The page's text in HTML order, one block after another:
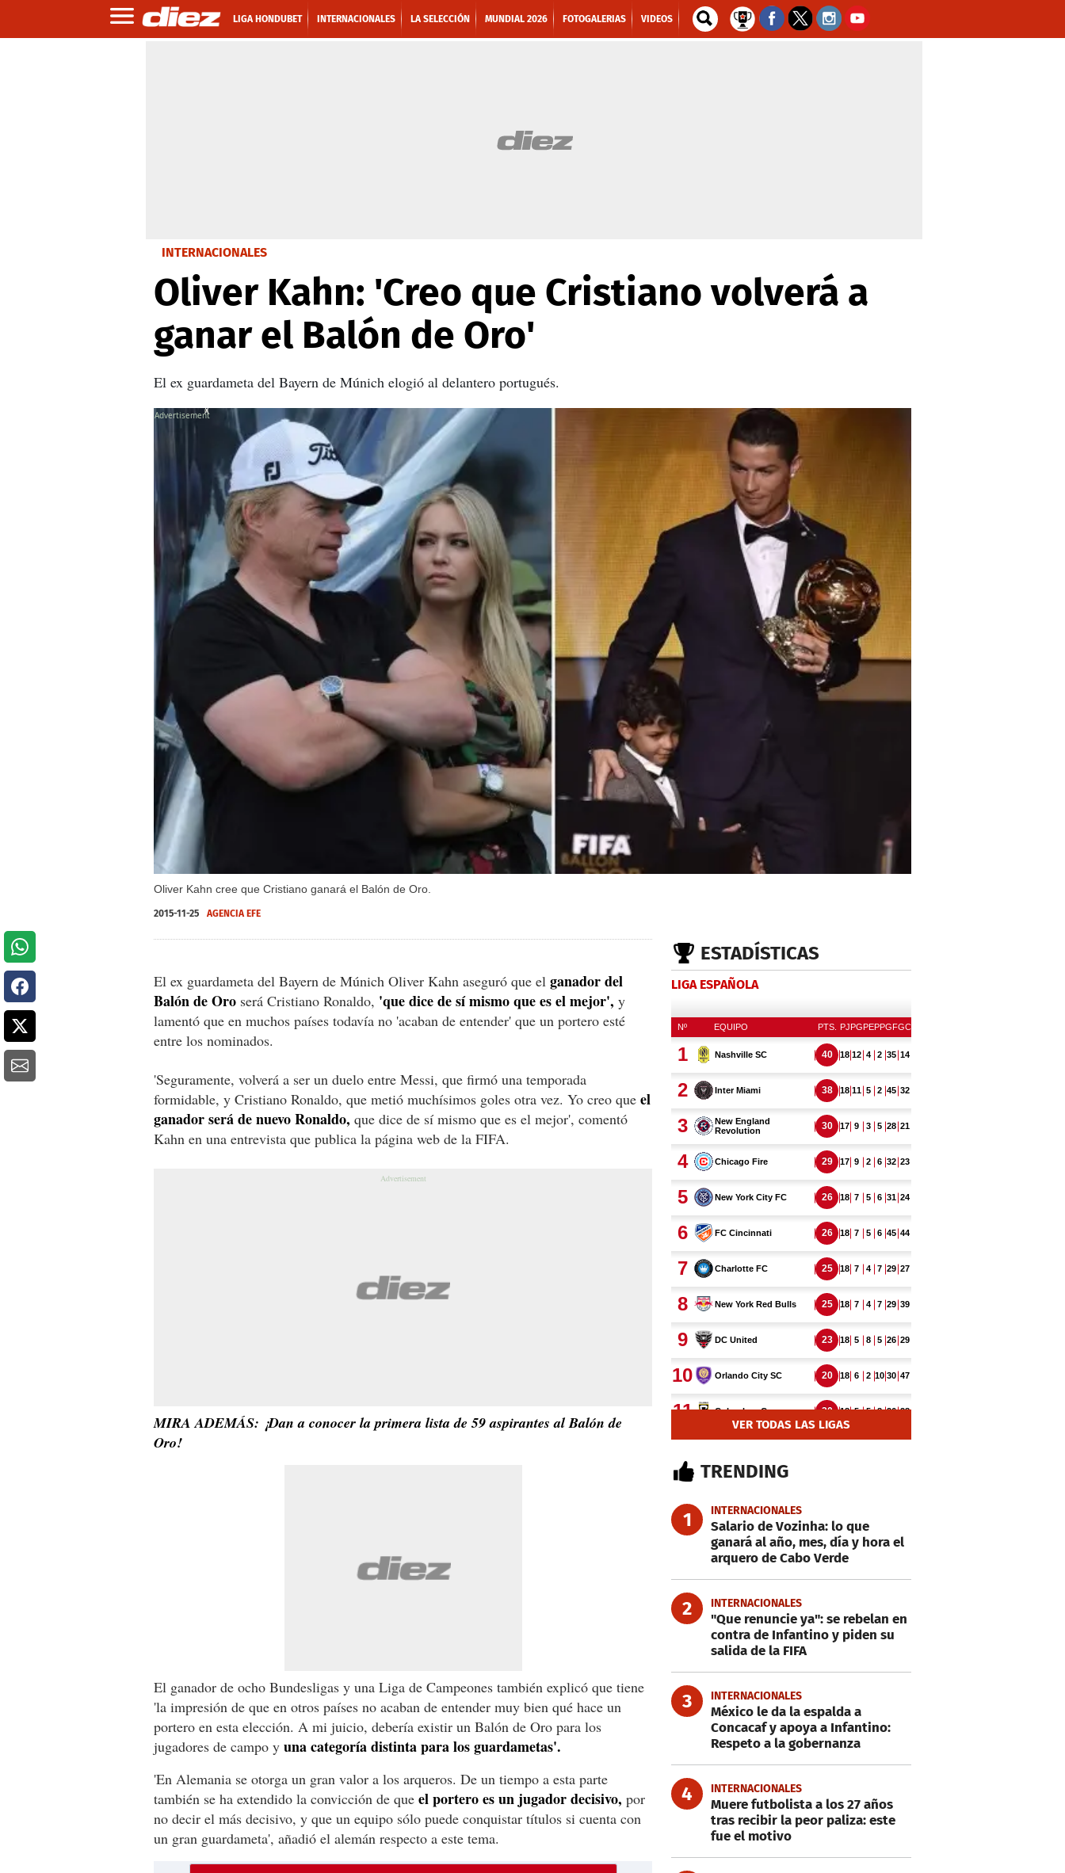
LIGA HONDUBET INTERNACIONALES LA SELECCIÓN MUNDIAL 2026 FOTOGALERIAS VIDEOS
INTERNACIONALES
Oliver Kahn: 'Creo que Cristiano volverá a
ganar el Balón de Oro'
El ex guardameta del Bayern de Múnich elogió al delantero portugués.
Oliver Kahn cree que Cristiano ganará el Balón de Oro.
X
2015-11-25 AGENCIA EFE
El ex guardameta del Bayern de Múnich Oliver Kahn aseguró que el ganador del
Balón de Oro será Cristiano Ronaldo, 'que dice de sí mismo que es el mejor', y
lamentó que en muchos países todavía no 'acaban de entender' que un portero esté
entre los nominados.
'Seguramente, volverá a ser un duelo entre Messi, que firmó una temporada
formidable, y Cristiano Ronaldo, que metió muchísimos goles otra vez. Yo creo que el
ganador será de nuevo Ronaldo, que dice de sí mismo que es el mejor', comentó
Kahn en una entrevista que publica la página web de la FIFA.
MIRA ADEMÁS: ¡Dan a conocer la primera lista de 59 aspirantes al Balón de
Oro!
El ganador de ocho Bundesligas y una Liga de Campeones también explicó que tiene
'la impresión de que en otros países no acaban de entender muy bien qué hace un
portero en esta elección. A mi juicio, debería existir un Balón de Oro para los
jugadores de campo y una categoría distinta para los guardametas'.
'En Alemania se otorga un gran valor a los arqueros. De un tiempo a esta parte
también se ha extendido la convicción de que el portero es un jugador decisivo, por
no decir el más decisivo, y que un equipo sólo puede conquistar títulos si cuenta con
un gran guardameta', añadió el alemán respecto a este tema.
ESTADÍSTICAS
LIGA ESPAÑOLA
VER TODAS LAS LIGAS
TRENDING
1 INTERNACIONALES
Salario de Vozinha: lo que
ganará al año, mes, día y hora el
arquero de Cabo Verde
2 INTERNACIONALES
"Que renuncie ya": se rebelan en
contra de Infantino y piden su
salida de la FIFA
3 INTERNACIONALES
México le da la espalda a
Concacaf y apoya a Infantino:
Respeto a la gobernanza
4 INTERNACIONALES
Muere futbolista a los 27 años
tras recibir la peor paliza: este
fue el motivo